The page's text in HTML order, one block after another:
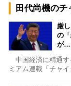
田代尚機の
厳
の
が…
中国経済に精通す
ミアム連載「チャ